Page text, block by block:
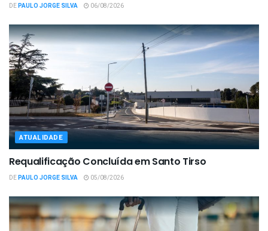
DEPAULO JORGE SILVA 06/08/2026
ATUALIDADE
Requalificação Concluída em Santo Tirso
DEPAULO JORGE SILVA 05/08/2026